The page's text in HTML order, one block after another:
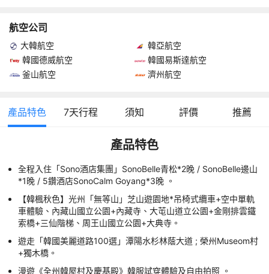
航空公司
大韓航空
韓亞航空
韓國德威航空
韓國易斯達航空
釜山航空
濟州航空
產品特色 7天行程 須知 評價 推薦
產品特色
全程入住「Sono酒店集團」SonoBelle青松*2晚 / SonoBelle邊山
*1晚 / 5鑽酒店SonoCalm Goyang*3晚 。
【韓楓秋色】光州「無等山」芝山遊園地*吊椅式纜車+空中單軌
車體驗、內藏山國立公園+內藏寺、大芚山道立公園+金剛排雲鐵
索橋+三仙階梯、周王山國立公園+大典寺。
遊走「韓國美麗道路100選」潭陽水杉林蔭大道 ; 榮州Museom村
+獨木橋。
漫遊《全州韓屋村及慶基殿》韓服試穿體驗及自由拍照 。